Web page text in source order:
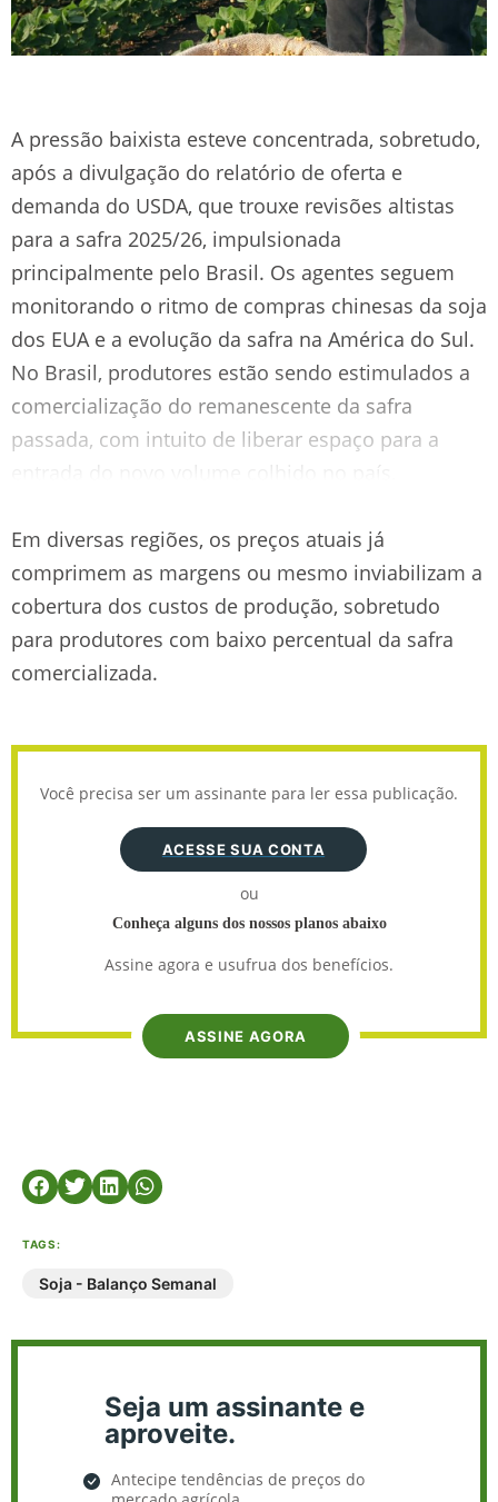
A pressão baixista esteve concentrada, sobretudo,
após a divulgação do relatório de oferta e
demanda do USDA, que trouxe revisões altistas
para a safra 2025/26, impulsionada
principalmente pelo Brasil. Os agentes seguem
monitorando o ritmo de compras chinesas da soja
dos EUA e a evolução da safra na América do Sul.
No Brasil, produtores estão sendo estimulados a
comercialização do remanescente da safra
passada, com intuito de liberar espaço para a
entrada do novo volume colhido no país,
Em diversas regiões, os preços atuais já
comprimem as margens ou mesmo inviabilizam a
cobertura dos custos de produção, sobretudo
para produtores com baixo percentual da safra
comercializada.
Você precisa ser um assinante para ler essa publicação.
ACESSE SUA CONTA
ou
Conheça alguns dos nossos planos abaixo
Assine agora e usufrua dos benefícios.
ASSINE AGORA
TAGS:
Soja - Balanço Semanal
Seja um assinante e
aproveite.
Antecipe tendências de preços do